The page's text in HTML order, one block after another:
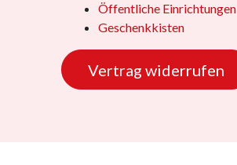
Öffentliche Einrichtungen
Geschenkkisten
Vertrag widerrufen